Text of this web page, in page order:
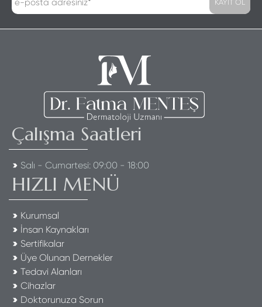
KAYIT OL
Çalışma Saatleri
Salı - Cumartesi: 09:00 - 18:00
HIZLI MENÜ
Kurumsal
İnsan Kaynakları
Sertifikalar
Üye Olunan Dernekler
Tedavi Alanları
Cihazlar
Doktorunuza Sorun